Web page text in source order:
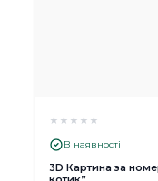
★ ★ ★ ★ ★
В наявності
3D Картина за